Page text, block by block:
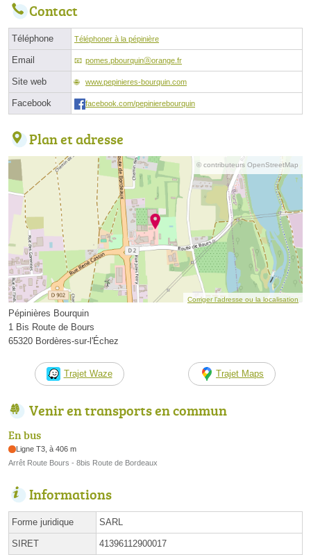
Contact
Téléphone Téléphoner à la pépinière
Email pomes.pbourquinⓐorange.fr
Site web www.pepinieres-bourquin.com
Facebook facebook.com/pepinierebourquin
Plan et adresse
© contributeurs OpenStreetMap
Corriger l’adresse ou la localisation
Pépinières Bourquin
1 Bis Route de Bours
65320 Bordères-sur-l'Échez
Trajet Waze Trajet Maps
Venir en transports en commun
En bus
Ligne T3, à 406 m
Arrêt Route Bours - 8bis Route de Bordeaux
Informations
Forme juridique SARL
SIRET 41396112900017